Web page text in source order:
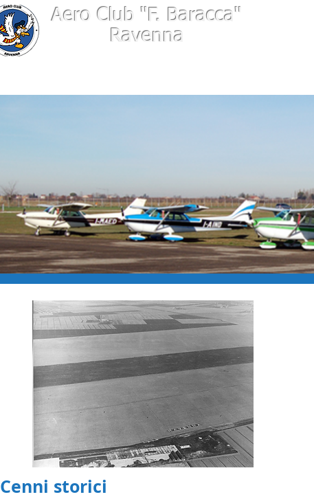
Aero Club "F. Baracca"
Ravenna
Cenni storici